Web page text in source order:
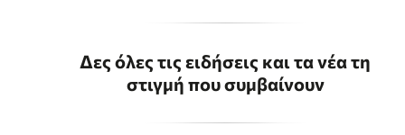
Δες όλες τις ειδήσεις και τα νέα τη
στιγμή που συμβαίνουν